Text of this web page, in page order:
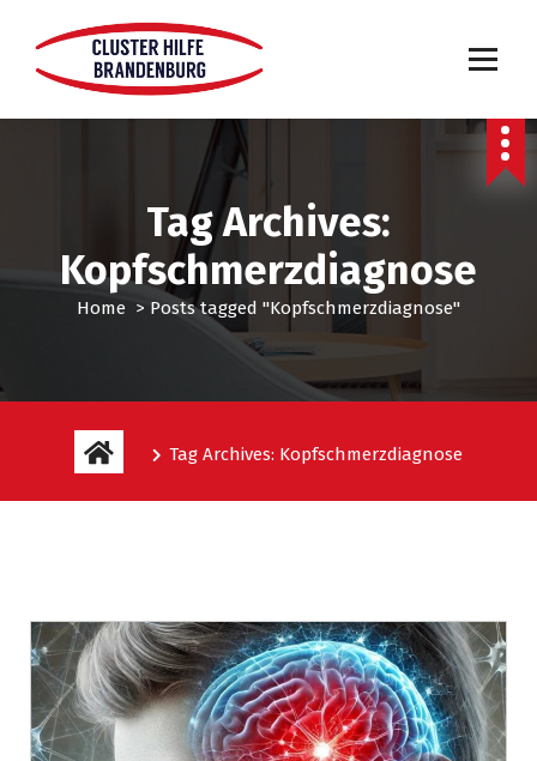
Tag Archives:
Kopfschmerzdiagnose
Home > Posts tagged "Kopfschmerzdiagnose"
Tag Archives: Kopfschmerzdiagnose